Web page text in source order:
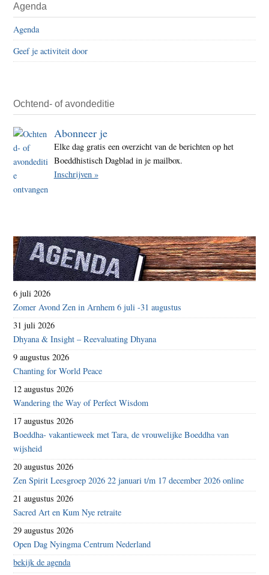
Agenda
Agenda
Geef je activiteit door
Ochtend- of avondeditie
Abonneer je
Elke dag gratis een overzicht van de berichten op het
Boeddhistisch Dagblad in je mailbox.
Inschrijven »
6 juli 2026
Zomer Avond Zen in Arnhem 6 juli -31 augustus
31 juli 2026
Dhyana & Insight – Reevaluating Dhyana
9 augustus 2026
Chanting for World Peace
12 augustus 2026
Wandering the Way of Perfect Wisdom
17 augustus 2026
Boeddha- vakantieweek met Tara, de vrouwelijke Boeddha van
wijsheid
20 augustus 2026
Zen Spirit Leesgroep 2026 22 januari t/m 17 december 2026 online
21 augustus 2026
Sacred Art en Kum Nye retraite
29 augustus 2026
Open Dag Nyingma Centrum Nederland
bekijk de agenda